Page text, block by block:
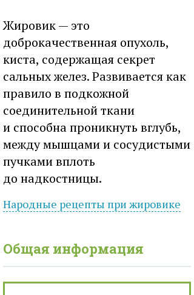
Жировик — это
доброкачественная опухоль,
киста, содержащая секрет
сальных желез. Развивается как
правило в подкожной
соединительной ткани
и способна проникнуть вглубь,
между мышцами и сосудистыми
пучками вплоть
до надкостницы.
Народные рецепты при жировике
Общая информация